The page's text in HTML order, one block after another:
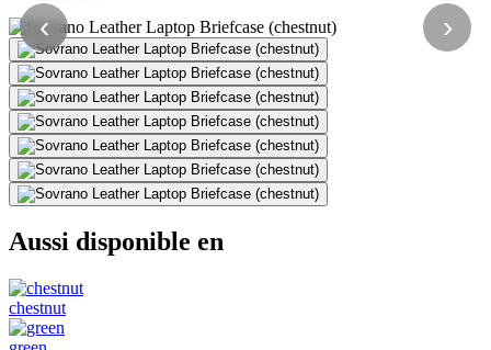
‹ ›
Aussi disponible en
chestnut